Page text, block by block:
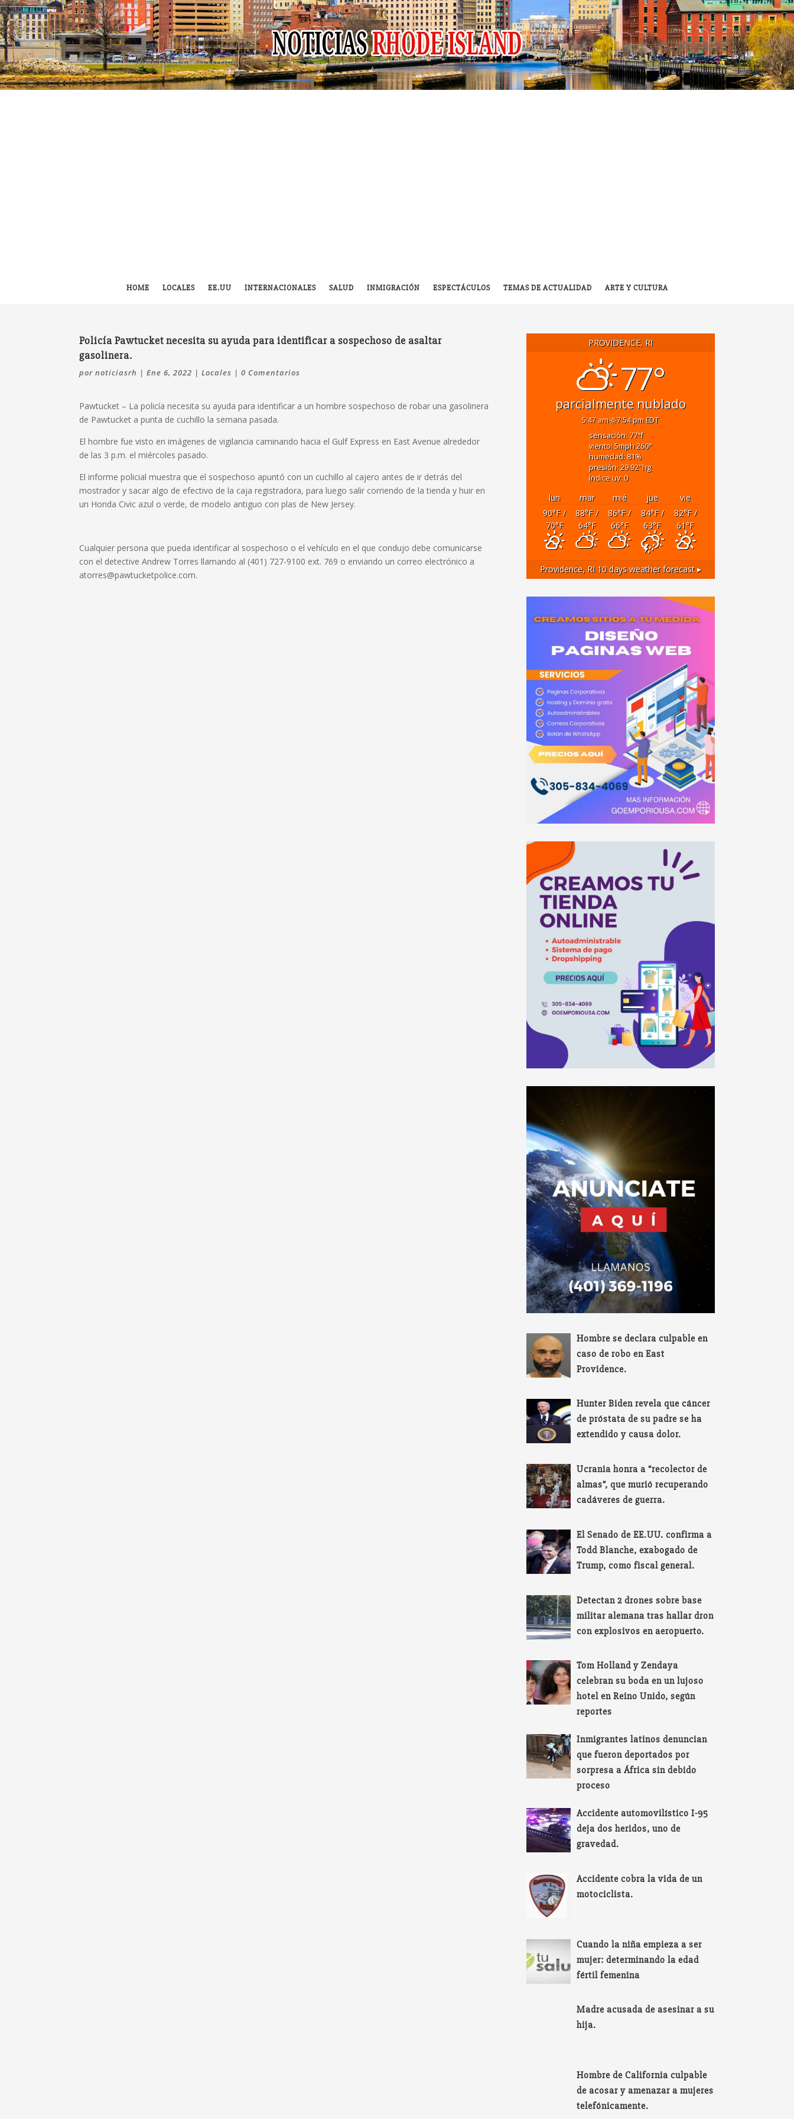
HOME LOCALES EE.UU INTERNACIONALES SALUD INMIGRACIÓN ESPECTÁCULOS TEMAS DE ACTUALIDAD ARTE Y CULTURA
Policía Pawtucket necesita su ayuda para identificar a sospechoso de asaltar
gasolinera.
pornoticiasrh |Ene 6, 2022 |Locales |0 Comentarios
Pawtucket – La policía necesita su ayuda para identificar a un hombre sospechoso de robar una gasolinera
de Pawtucket a punta de cuchillo la semana pasada.
El hombre fue visto en imágenes de vigilancia caminando hacia el Gulf Express en East Avenue alrededor
de las 3 p.m. el miércoles pasado.
El informe policial muestra que el sospechoso apuntó con un cuchillo al cajero antes de ir detrás del
mostrador y sacar algo de efectivo de la caja registradora, para luego salir corriendo de la tienda y huir en
un Honda Civic azul o verde, de modelo antiguo con plas de New Jersey.
Cualquier persona que pueda identificar al sospechoso o el vehículo en el que condujo debe comunicarse
con el detective Andrew Torres llamando al (401) 727-9100 ext. 769 o enviando un correo electrónico a
atorres@pawtucketpolice.com.
PROVIDENCE, RI
77°
parcialmente nublado
5:47 am 7:54 pm EDT
sensación: 77°f
viento: 5mph260°
humedad: 81%
presión: 29.92"hg
índice uv: 0
lun mar mié jue
vie
90°F/
70°F
88°F/
64°F
86°F/
66°F
84°F/
63°F
82°F/
61°F
Providence, RI10 days weather forecast ▸
Hombre se declara culpable en
caso de robo en East
Providence.
Hunter Biden revela que cáncer
de próstata de su padre se ha
extendido y causa dolor.
Ucrania honra a “recolector de
almas”, que murió recuperando
cadáveres de guerra.
El Senado de EE.UU. confirma a
Todd Blanche, exabogado de
Trump, como fiscal general.
Detectan 2 drones sobre base
militar alemana tras hallar dron
con explosivos en aeropuerto.
Tom Holland y Zendaya
celebran su boda en un lujoso
hotel en Reino Unido, según
reportes
Inmigrantes latinos denuncian
que fueron deportados por
sorpresa a África sin debido
proceso
Accidente automovilístico I-95
deja dos heridos, uno de
gravedad.
Accidente cobra la vida de un
motociclista.
Cuando la niña empieza a ser
mujer: determinando la edad
fértil femenina
Madre acusada de asesinar a su
hija.
Hombre de California culpable
de acosar y amenazar a mujeres
telefónicamente.